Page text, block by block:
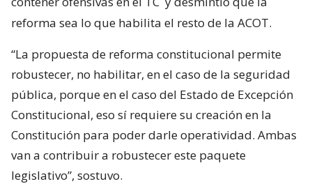
reforma sea lo que habilita el resto de la ACOT.
“La propuesta de reforma constitucional permite
robustecer, no habilitar, en el caso de la seguridad
pública, porque en el caso del Estado de Excepción
Constitucional, eso sí requiere su creación en la
Constitución para poder darle operatividad. Ambas
van a contribuir a robustecer este paquete
legislativo”, sostuvo.